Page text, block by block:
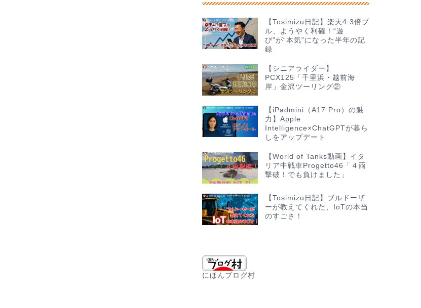
【Tosimizu日記】楽天4.3倍ブ
ル、ようやく利確！“遊
び”が“本気”になった半年の記
録
【シニアライダー】
PCX125「千里浜・越前海
岸」金沢ツーリング②
【iPadmini（A17 Pro）の魅
力】Apple
Intelligence×ChatGPTが暮ら
しをアップデート
【World of Tanks動画】イタ
リア中戦車Progetto46「４両
撃破！でも負けました」
【Tosimizu日記】ブルドーザ
ーが教えてくれた、IoTの本当
のすごさ！
にほんブログ村